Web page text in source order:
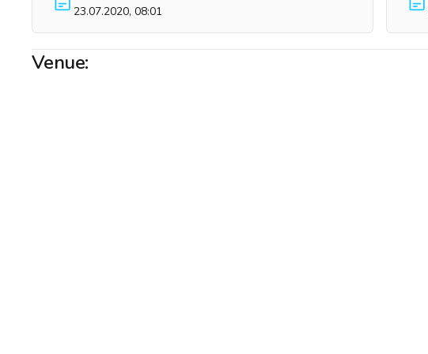
23.07.2020, 08:01
Venue: